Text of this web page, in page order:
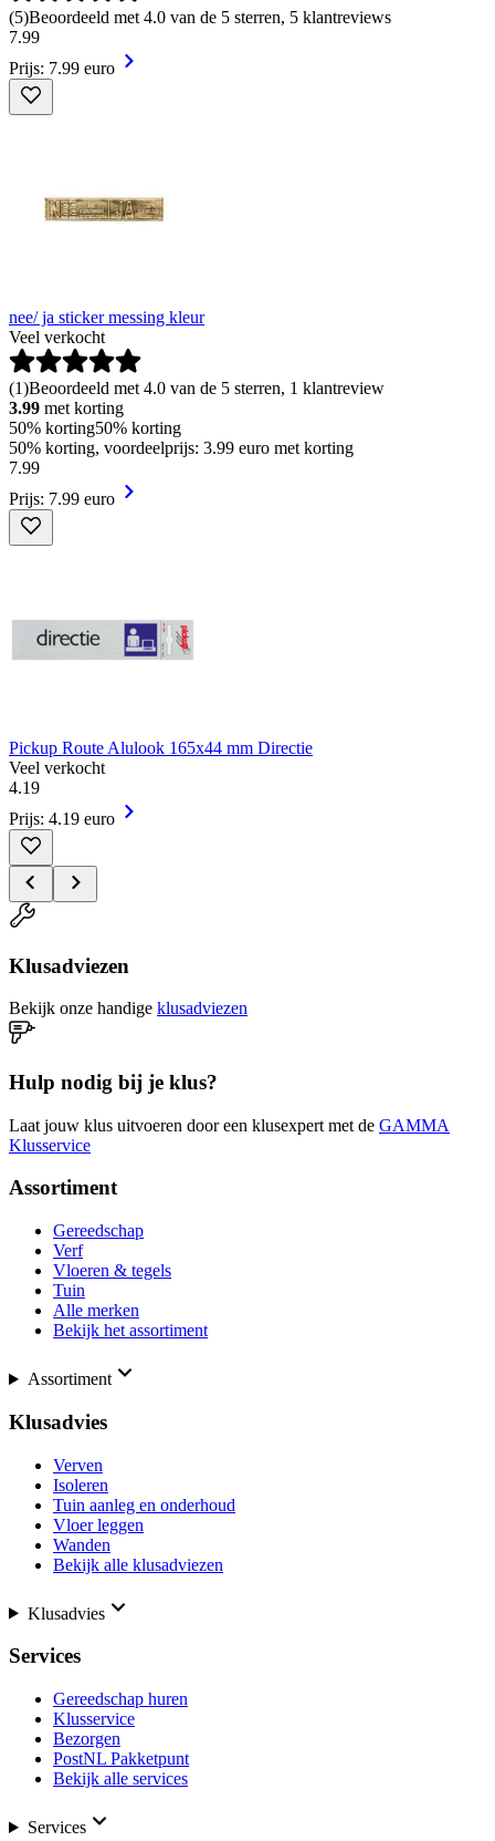
(5)Beoordeeld met 4.0 van de 5 sterren, 5 klantreviews
7.99
Prijs: 7.99 euro
nee/ ja sticker messing kleur
Veel verkocht
(1)Beoordeeld met 4.0 van de 5 sterren, 1 klantreview
3.99 met korting
50% korting50% korting
50% korting, voordeelprijs: 3.99 euro met korting
7.99
Prijs: 7.99 euro
Pickup Route Alulook 165x44 mm Directie
Veel verkocht
4.19
Prijs: 4.19 euro
Klusadviezen
Bekijk onze handige klusadviezen
Hulp nodig bij je klus?
Laat jouw klus uitvoeren door een klusexpert met de GAMMA
Klusservice
Assortiment
Gereedschap
Verf
Vloeren & tegels
Tuin
Alle merken
Bekijk het assortiment
Assortiment
Klusadvies
Verven
Isoleren
Tuin aanleg en onderhoud
Vloer leggen
Wanden
Bekijk alle klusadviezen
Klusadvies
Services
Gereedschap huren
Klusservice
Bezorgen
PostNL Pakketpunt
Bekijk alle services
Services